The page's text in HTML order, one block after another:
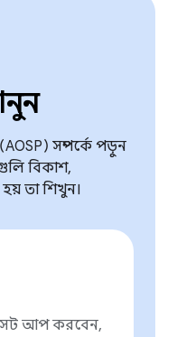
সম্পর্কে পড়ুন
বিকাশ,
তা শিখুন।
আপ করবেন,